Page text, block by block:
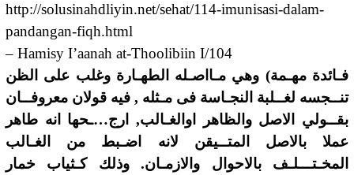
http://solusinahdliyin.net/sehat/114-imunisasi-dalam-
pandangan-fiqh.html
– Hamisy I’aanah at-Thoolibiin I/104
فـائدة مهـمة) وهي مـااصـله الطهـارة وغلب على الظن
تنــجسه لغــلبة النجـاسة فى مـثله , فيه قولان معروفــان
بقــولي الاصل والظاهر اوالغـالب, ارج…ـحها انه طاهر
عملا بالاصل المتــيقن لانه اضـبط من الغـالب
المخـتـــلـف بالاحوال والازمـان. وذلك كـثياب خمار